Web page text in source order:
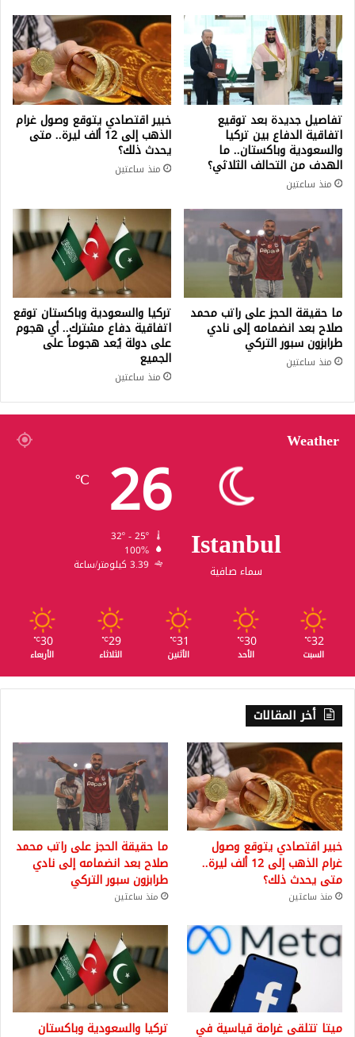
تفاصيل جديدة بعد توقيع
اتفاقية الدفاع بين تركيا
والسعودية وباكستان.. ما
الهدف من التحالف الثلاثي؟
منذ ساعتين
خبير اقتصادي يتوقع وصول غرام
الذهب إلى 12 ألف ليرة.. متى
يحدث ذلك؟
منذ ساعتين
ما حقيقة الحجز على راتب محمد
صلاح بعد انضمامه إلى نادي
طرابزون سبور التركي
منذ ساعتين
تركيا والسعودية وباكستان توقع
اتفاقية دفاع مشترك.. أي هجوم
على دولة يُعد هجوماً على
الجميع
منذ ساعتين
Weather
Istanbul
سماء صافية
26
℃
100%
3.39 كيلومتر/ساعة
32
℃
السبت
30
℃
الأحد
31
℃
الأثنين
29
℃
الثلاثاء
30
℃
الأربعاء
أخر المقالات
خبير اقتصادي يتوقع وصول
غرام الذهب إلى 12 ألف ليرة..
متى يحدث ذلك؟
منذ ساعتين
ما حقيقة الحجز على راتب محمد
صلاح بعد انضمامه إلى نادي
طرابزون سبور التركي
منذ ساعتين
ميتا تتلقى غرامة قياسية في تركيا والسعودية وباكستان